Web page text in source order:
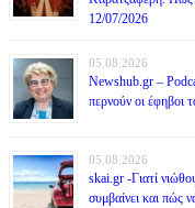
12/07/2026
05.08.2026
Newshub.gr –
περνούν οι έφηβοι
05.08.2026
skai.gr -Γιατί
συμβαίνει και πώς